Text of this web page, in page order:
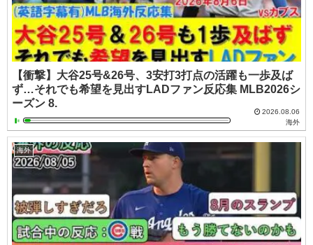
【衝撃】大谷25号&26号、3安打3打点の活躍も一歩及ば
ず…それでも希望を見出すLADファン反応集 MLB2026シ
ーズン 8.
2026.08.06
海外
海外